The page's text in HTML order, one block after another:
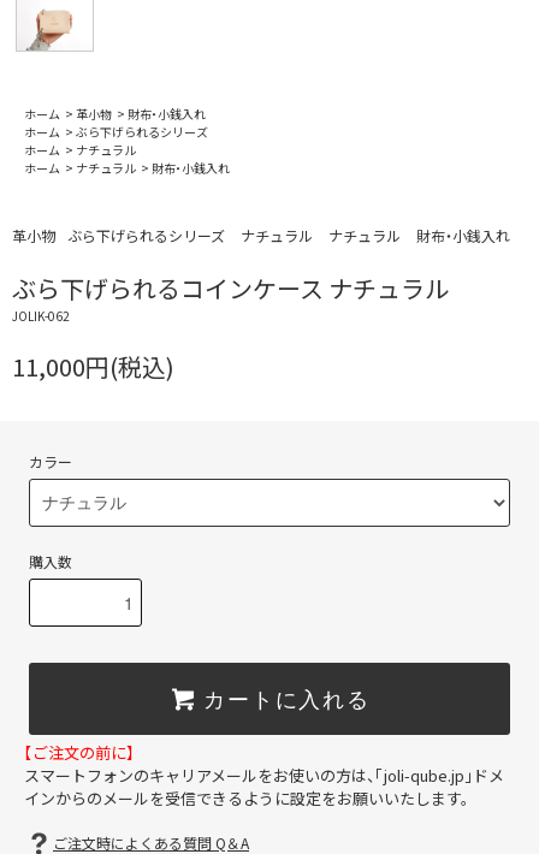
ホーム > 革小物 > 財布・小銭入れ
ホーム > ぶら下げられるシリーズ
ホーム > ナチュラル
ホーム > ナチュラル > 財布・小銭入れ
革小物 ぶら下げられるシリーズ ナチュラル ナチュラル 財布・小銭入れ
ぶら下げられるコインケース ナチュラル
JOLIK-062
11,000円(税込)
カラー
購入数
カートに入れる
【ご注文の前に】
スマートフォンのキャリアメールをお使いの方は、「joli-qube.jp」ドメ
インからのメールを受信できるように設定をお願いいたします。
ご注文時によくある質問 Q＆A